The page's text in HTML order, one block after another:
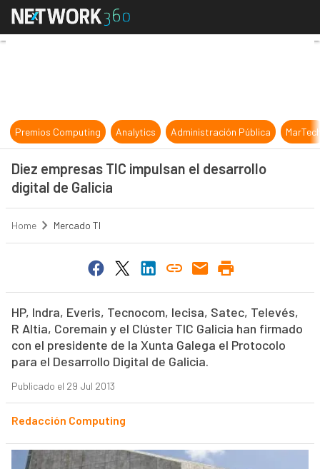
Diez empresas TIC impulsan el
Premios Computing Analytics Administración Pública
Diez empresas TIC impulsan el desarrollo
digital de Galicia
Home Mercado TI
HP, Indra, Everis, Tecnocom, Iecisa, Satec, Televés,
R Altia, Coremain y el Clúster TIC Galicia han firmado
con el presidente de la Xunta Galega el Protocolo
para el Desarrollo Digital de Galicia.
Publicado el 29 Jul 2013
Redacción Computing